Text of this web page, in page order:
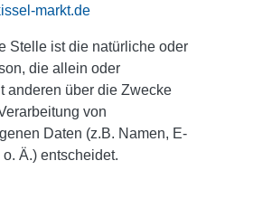
markt.de
Stelle ist die natürliche oder
die allein oder
anderen über die Zwecke
von
Daten (z.B. Namen, E-
Ä.) entscheidet.